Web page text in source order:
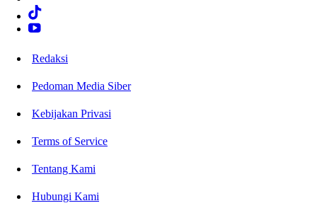
Redaksi
Pedoman Media Siber
Kebijakan Privasi
Terms of Service
Tentang Kami
Hubungi Kami